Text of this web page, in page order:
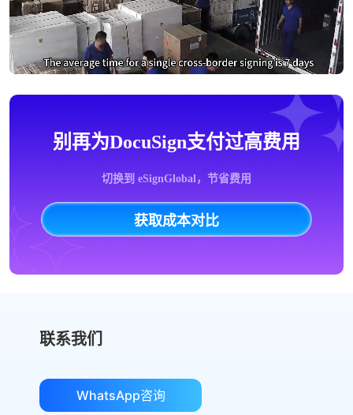
别再为DocuSign支付过高费用
切换到 eSignGlobal，节省费用
获取成本对比
联系我们
WhatsApp咨询